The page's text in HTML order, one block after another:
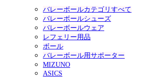
バレーボールカテゴリすべて
バレーボールシューズ
バレーボールウェア
レフェリー用品
ボール
バレーボール用サポーター
MIZUNO
ASICS